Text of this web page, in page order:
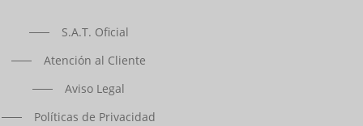
S.A.T. Oficial
Atención al Cliente
Aviso Legal
Políticas de Privacidad